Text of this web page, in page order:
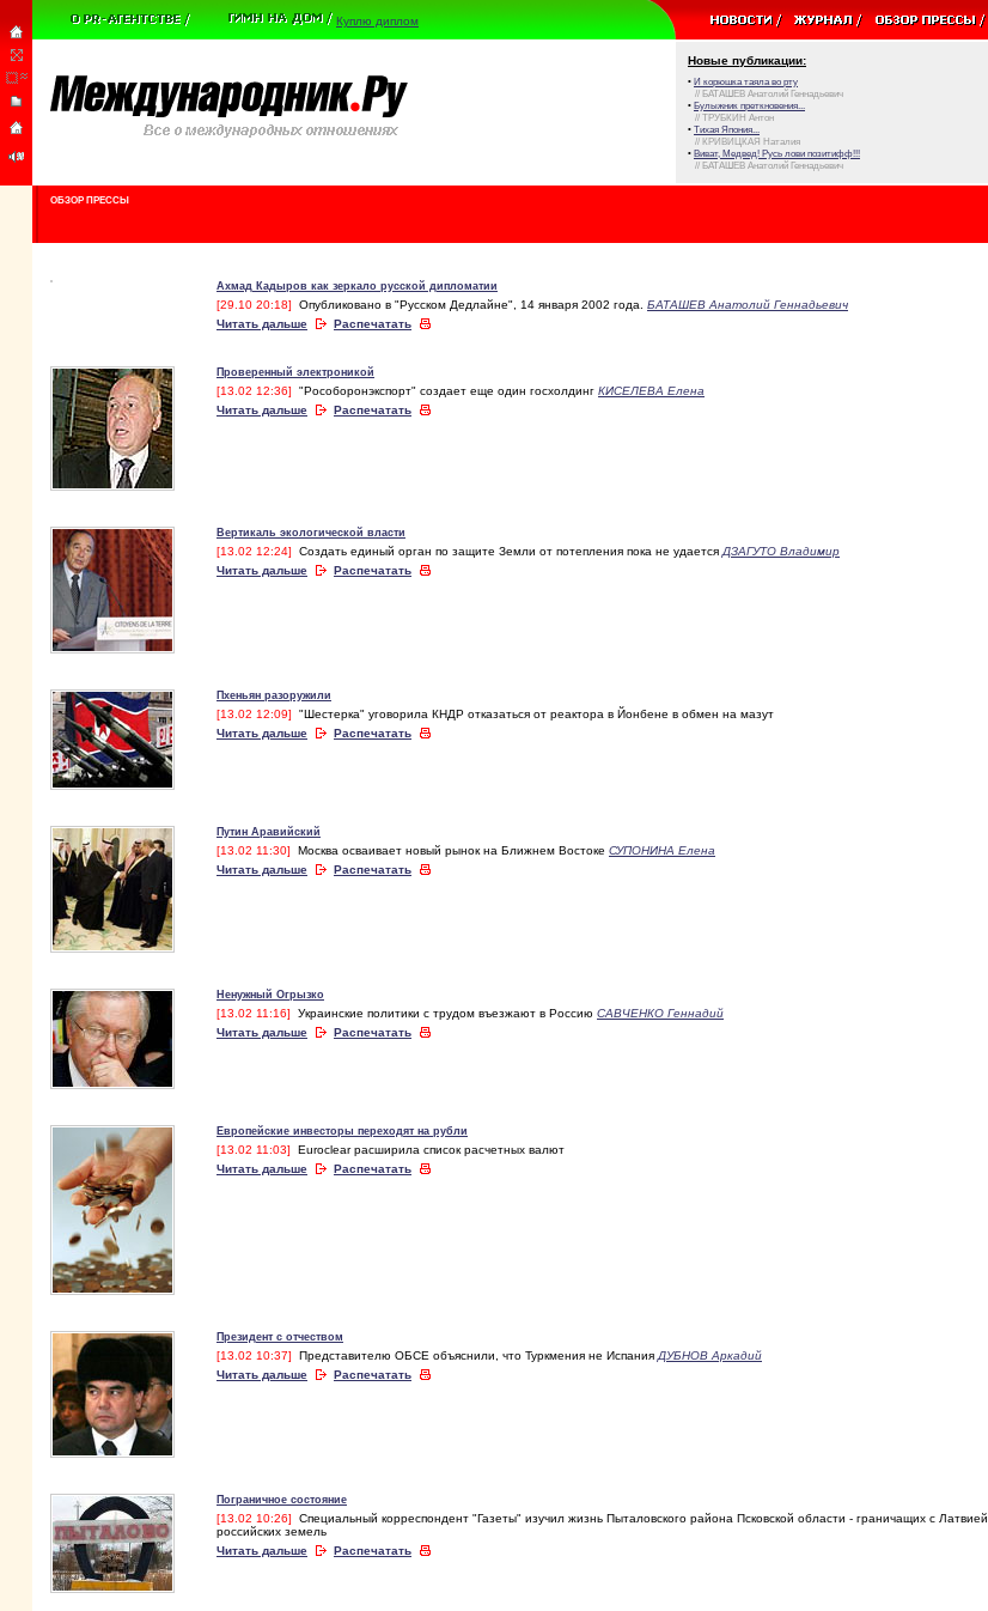
Куплю диплом
Новые публикации:
• И корюшка таяла во рту
// БАТАШЕВ Анатолий Геннадьевич
• Булыжник преткновения...
// ТРУБКИН Антон
• Тихая Япония...
// КРИВИЦКАЯ Наталия
• Виват, Медвед! Русь лови позитифф!!!
// БАТАШЕВ Анатолий Геннадьевич
ОБЗОР ПРЕССЫ
Ахмад Кадыров как зеркало русской дипломатии
[29.10 20:18] Опубликовано в "Русском Дедлайне", 14 января 2002 года. БАТАШЕВ Анатолий Геннадьевич
Читать дальше
Распечатать
Проверенный электроникой
[13.02 12:36] "Рособоронэкспорт" создает еще один госхолдинг КИСЕЛЕВА Елена
Читать дальше
Распечатать
Вертикаль экологической власти
[13.02 12:24] Создать единый орган по защите Земли от потепления пока не удается ДЗАГУТО Владимир
Читать дальше
Распечатать
Пхеньян разоружили
[13.02 12:09] "Шестерка" уговорила КНДР отказаться от реактора в Йонбене в обмен на мазут
Читать дальше
Распечатать
Путин Аравийский
[13.02 11:30] Москва осваивает новый рынок на Ближнем Востоке СУПОНИНА Елена
Читать дальше
Распечатать
Ненужный Огрызко
[13.02 11:16] Украинские политики с трудом въезжают в Россию САВЧЕНКО Геннадий
Читать дальше
Распечатать
Европейские инвесторы переходят на рубли
[13.02 11:03] Euroclear расширила список расчетных валют
Читать дальше
Распечатать
Президент с отчеством
[13.02 10:37] Представителю ОБСЕ объяснили, что Туркмения не Испания ДУБНОВ Аркадий
Читать дальше
Распечатать
Пограничное состояние
[13.02 10:26] Специальный корреспондент "Газеты" изучил жизнь Пыталовского района Псковской области - граничащих с Латвией
российских земель
Читать дальше
Распечатать